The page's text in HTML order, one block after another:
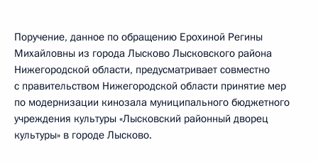
Поручение, данное по обращению Ерохиной Регины
Михайловны из города Лысково Лысковского района
Нижегородской области, предусматривает совместно
с правительством Нижегородской области принятие мер
по модернизации кинозала муниципального бюджетного
учреждения культуры «Лысковский районный дворец
культуры» в городе Лысково.